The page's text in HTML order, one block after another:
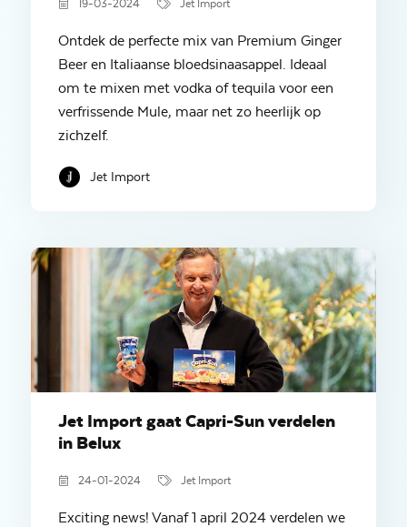
19-03-2024 Jet Import
Ontdek de perfecte mix van Premium Ginger
Beer en Italiaanse bloedsinaasappel. Ideaal
om te mixen met vodka of tequila voor een
verfrissende Mule, maar net zo heerlijk op
zichzelf.
Jet Import
Jet Import gaat Capri-Sun verdelen
in Belux
24-01-2024 Jet Import
Exciting news! Vanaf 1 april 2024 verdelen we